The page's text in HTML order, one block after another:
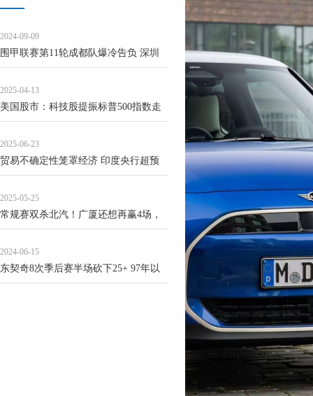
2024-09-09
围甲联赛第11轮成都队爆冷告负 深圳
2025-04-13
美国股市：科技股提振标普500指数走
2025-06-23
贸易不确定性笼罩经济 印度央行超预
2025-05-25
常规赛双杀北汽！广厦还想再赢4场，
2024-06-15
东契奇8次季后赛半场砍下25+ 97年以